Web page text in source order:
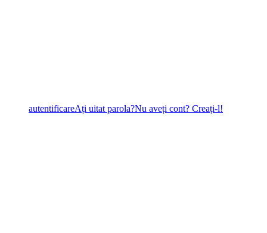
autentificareAți uitat parola?Nu aveți cont? Creați-l!